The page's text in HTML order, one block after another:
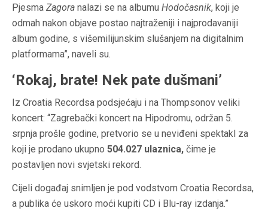
Pjesma Zagora nalazi se na albumu Hodočasnik, koji je
odmah nakon objave postao najtraženiji i najprodavaniji
album godine, s višemilijunskim slušanjem na digitalnim
platformama”, naveli su.
‘Rokaj, brate! Nek pate dušmani’
Iz Croatia Recordsa podsjećaju i na Thompsonov veliki
koncert: “Zagrebački koncert na Hipodromu, održan 5.
srpnja prošle godine, pretvorio se u neviđeni spektakl za
koji je prodano ukupno 504.027 ulaznica, čime je
postavljen novi svjetski rekord.
Cijeli događaj snimljen je pod vodstvom Croatia Recordsa,
a publika će uskoro moći kupiti CD i Blu-ray izdanja.”